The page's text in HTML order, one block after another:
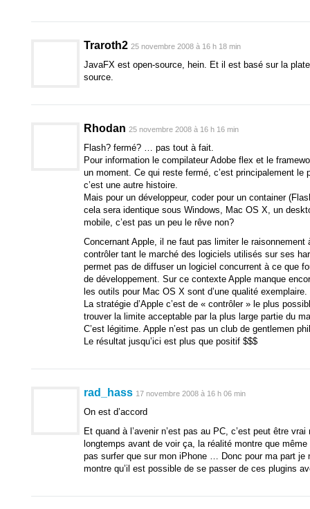
Traroth2 25 novembre 2008 à 16 h 18 min
JavaFX est open-source, hein. Et il est basé sur la
source.
Rhodan 25 novembre 2008 à 16 h 16 min
Flash? fermé? … pas tout à fait.
Pour information le compilateur Adobe flex et le
un moment. Ce qui reste fermé, c’est principalement le
c’est une autre histoire.
Mais pour un développeur, coder pour un container
cela sera identique sous Windows, Mac OS X, un
mobile, c’est pas un peu le rêve non?
Concernant Apple, il ne faut pas limiter le
contrôler tant le marché des logiciels utilisés sur ses
permet pas de diffuser un logiciel concurrent à ce que
de développement. Sur ce contexte Apple manque
les outils pour Mac OS X sont d’une qualité exemplaire.
La stratégie d’Apple c’est de « contrôler » le plus
trouver la limite acceptable par la plus large partie du
C’est légitime. Apple n’est pas un club de gentlemen
Le résultat jusqu’ici est plus que positif $$$
rad_hass 17 novembre 2008 à 16 h 06 min
On est d’accord
Et quand à l’avenir n’est pas au PC, c’est peut être
longtemps avant de voir ça, la réalité montre que
pas surfer que sur mon iPhone … Donc pour ma part je
montre qu’il est possible de se passer de ces plugins